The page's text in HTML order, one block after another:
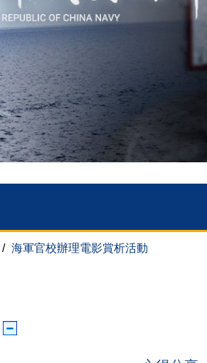
/ 海軍官校辦理電影賞析活動